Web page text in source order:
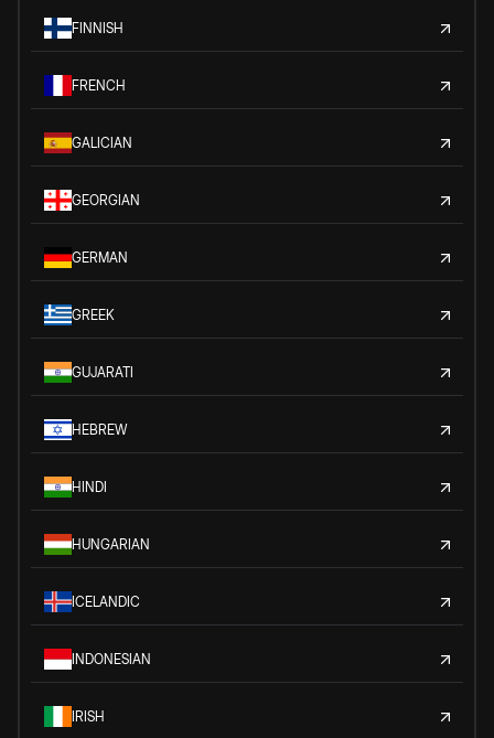
FINNISH
FRENCH
GALICIAN
GEORGIAN
GERMAN
GREEK
GUJARATI
HEBREW
HINDI
HUNGARIAN
ICELANDIC
INDONESIAN
IRISH